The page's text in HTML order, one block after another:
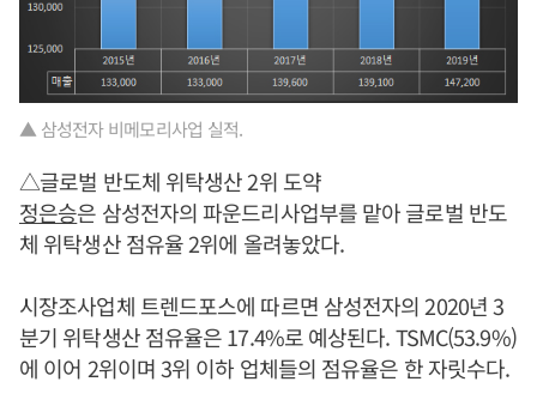
▲ 삼성전자 비메모리사업 실적.
△글로벌 반도체 위탁생산 2위 도약
정은승은 삼성전자의 파운드리사업부를 맡아 글로벌 반도
체 위탁생산 점유율 2위에 올려놓았다.
시장조사업체 트렌드포스에 따르면 삼성전자의 2020년 3
분기 위탁생산 점유율은 17.4%로 예상된다. TSMC(53.9%)
에 이어 2위이며 3위 이하 업체들의 점유율은 한 자릿수다.